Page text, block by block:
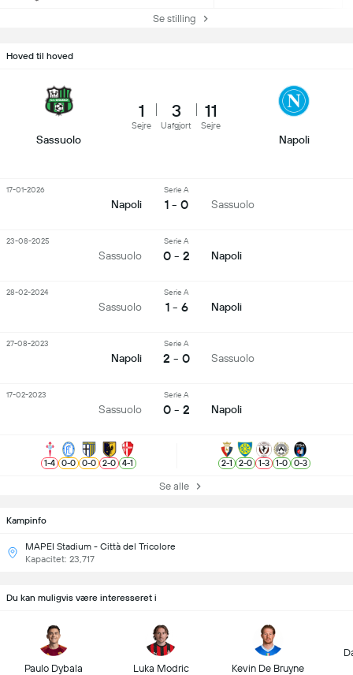
Se stilling
Kampinfo
MAPEI Stadium - Città del Tricolore
Kapacitet: 23,717
Hoved til hoved
Sassuolo
1
Sejre
3
Uafgjort
11
Sejre
Napoli
Napoli
Serie A
1 - 0 Sassuolo
17-01-2026
Sassuolo
Serie A
0 - 2 Napoli
23-08-2025
Sassuolo
Serie A
1 - 6 Napoli
28-02-2024
Napoli
Serie A
2 - 0 Sassuolo
27-08-2023
Sassuolo
Serie A
0 - 2 Napoli
17-02-2023
1-4 0-0 0-0 2-0 4-1 2-1 2-0 1-3 1-0 0-3
Se alle
Du kan muligvis være interesseret i
Paulo Dybala Luka Modric Kevin De Bruyne